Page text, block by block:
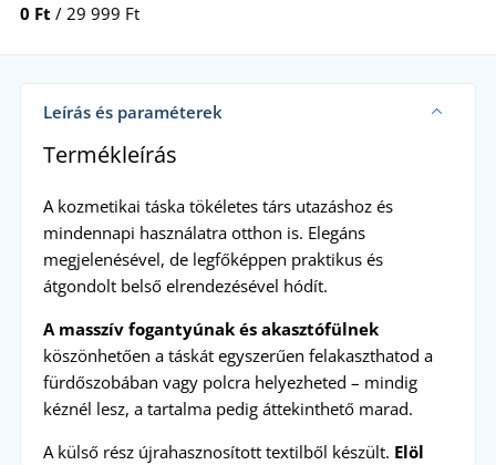
0 Ft / 29 999 Ft
Leírás és paraméterek
Termékleírás
A kozmetikai táska tökéletes társ utazáshoz és
mindennapi használatra otthon is. Elegáns
megjelenésével, de legfőképpen praktikus és
átgondolt belső elrendezésével hódít.
A masszív fogantyúnak és akasztófülnek
köszönhetően a táskát egyszerűen felakaszthatod a
fürdőszobában vagy polcra helyezheted – mindig
kéznél lesz, a tartalma pedig áttekinthető marad.
A külső rész újrahasznosított textilből készült. Elöl